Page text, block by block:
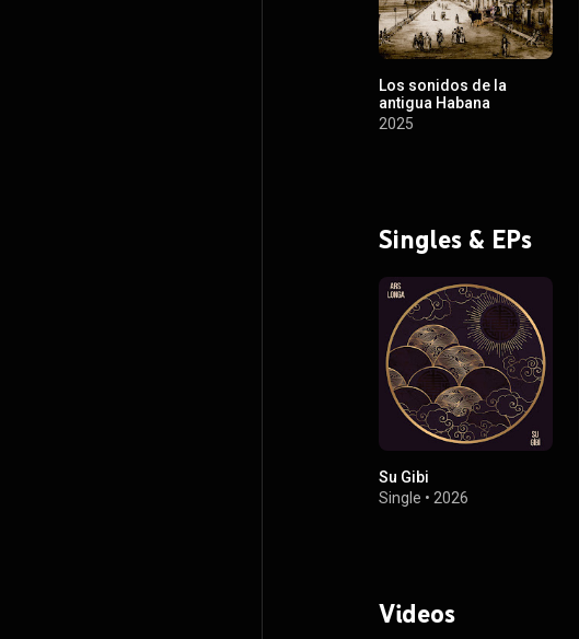
Los sonidos de la
antigua Habana
2025
Singles & EPs
Su Gibi
Single • 2026
Videos